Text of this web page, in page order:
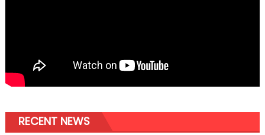
RECENT NEWS